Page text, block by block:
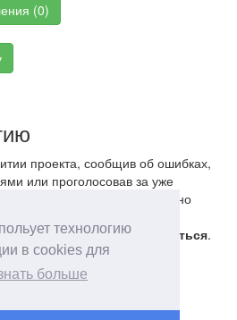
технологию
в cookies для
больше
(0)
проекта, сообщив об ошибках,
или проголосовав за уже
ошибок, обязательно
деталей будутигнорироваться.